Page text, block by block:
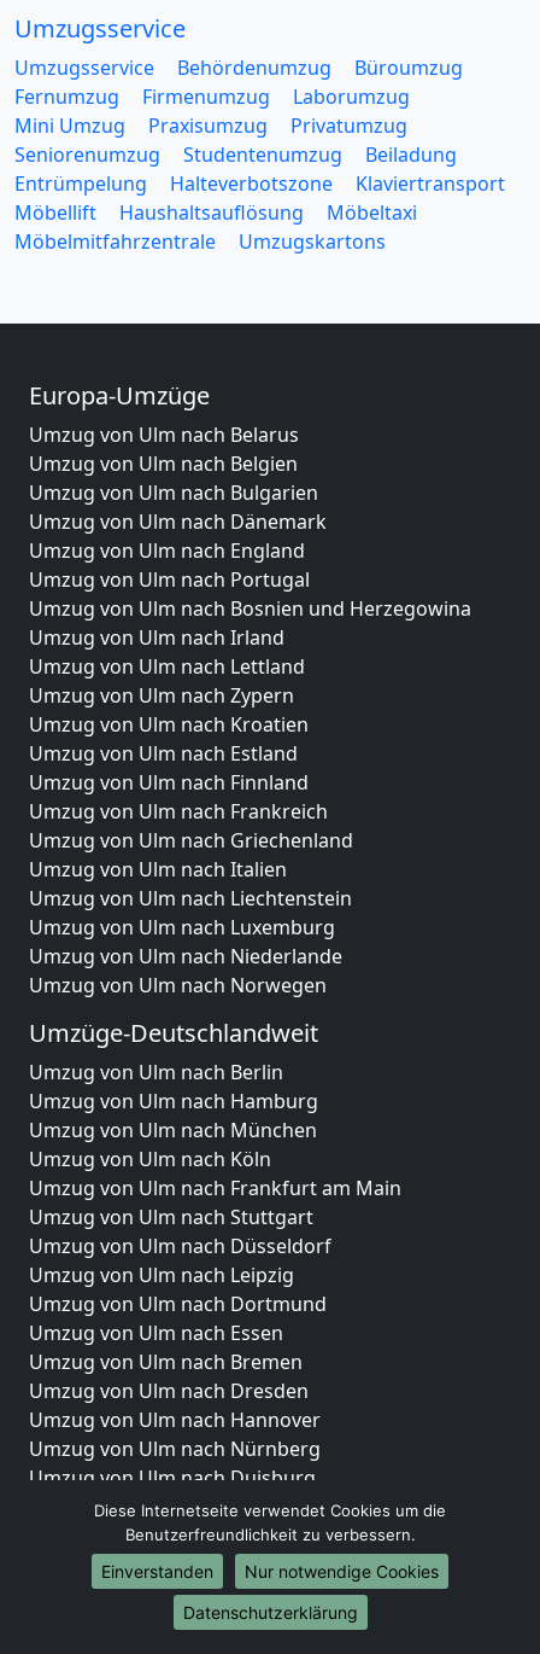
Umzugsservice
Umzugsservice Behördenumzug
Büroumzug
Fernumzug
Firmenumzug
Laborumzug
Mini Umzug
Praxisumzug
Privatumzug
Seniorenumzug
Studentenumzug
Beiladung
Entrümpelung
Halteverbotszone
Klaviertransport
Möbellift
Haushaltsauflösung
Möbeltaxi
Möbelmitfahrzentrale
Umzugskartons
Europa-Umzüge
Umzug von Ulm nach Belarus
Umzug von Ulm nach Belgien
Umzug von Ulm nach Bulgarien
Umzug von Ulm nach Dänemark
Umzug von Ulm nach England
Umzug von Ulm nach Portugal
Umzug von Ulm nach Bosnien und Herzegowina
Umzug von Ulm nach Irland
Umzug von Ulm nach Lettland
Umzug von Ulm nach Zypern
Umzug von Ulm nach Kroatien
Umzug von Ulm nach Estland
Umzug von Ulm nach Finnland
Umzug von Ulm nach Frankreich
Umzug von Ulm nach Griechenland
Umzug von Ulm nach Italien
Umzug von Ulm nach Liechtenstein
Umzug von Ulm nach Luxemburg
Umzug von Ulm nach Niederlande
Umzug von Ulm nach Norwegen
Umzüge-Deutschlandweit
Umzug von Ulm nach Berlin
Umzug von Ulm nach Hamburg
Umzug von Ulm nach München
Umzug von Ulm nach Köln
Umzug von Ulm nach Frankfurt am Main
Umzug von Ulm nach Stuttgart
Umzug von Ulm nach Düsseldorf
Umzug von Ulm nach Leipzig
Umzug von Ulm nach Dortmund
Umzug von Ulm nach Essen
Umzug von Ulm nach Bremen
Umzug von Ulm nach Dresden
Umzug von Ulm nach Hannover
Umzug von Ulm nach Nürnberg
Umzug von Ulm nach Duisburg
Umzug von Ulm nach Bochum
Umzug von Ulm nach Wuppertal
Umzug von Ulm nach Bielefeld
Umzug von Ulm nach Bonn
Umzug von Ulm nach Münster
Diese Internetseite verwendet Cookies um die
Benutzerfreundlichkeit zu verbessern.
Einverstanden
Nur notwendige Cookies
Datenschutzerklärung